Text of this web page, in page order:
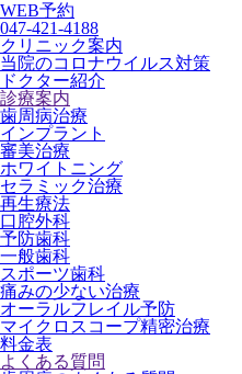
WEB予約
047-421-4188
クリニック案内
当院のコロナウイルス対策
ドクター紹介
診療案内
歯周病治療
インプラント
審美治療
ホワイトニング
セラミック治療
再生療法
口腔外科
予防歯科
一般歯科
スポーツ歯科
痛みの少ない治療
オーラルフレイル予防
マイクロスコープ精密治療
料金表
よくある質問